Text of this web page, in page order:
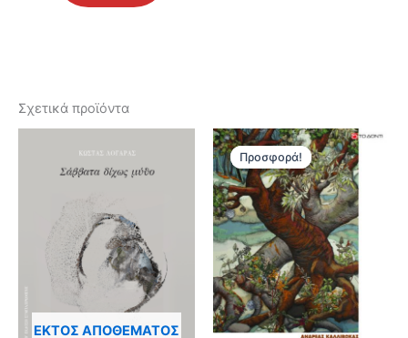
Σχετικά προϊόντα
ΕΚΤΌΣ ΑΠΟΘΈΜΑΤΟΣ
Προσφορά!
Προσφορά!